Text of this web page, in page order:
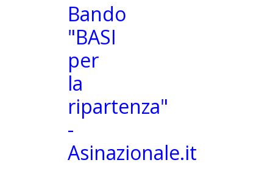
Bando
"BASI
per
la
ripartenza"
-
Asinazionale.it